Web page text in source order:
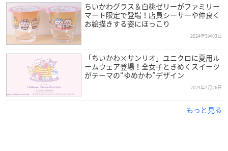
ちいかわグラス＆白桃ゼリーがファミリー
マート限定で登場！店員シーサーや仲良く
お絵描きする姿にほっこり
2024年5月03日
「ちいかわ×サンリオ」ユニクロに夏用ル
ームウェア登場！全女子ときめくスイーツ
がテーマの“ゆめかわ”デザイン
2024年4月26日
もっと見る